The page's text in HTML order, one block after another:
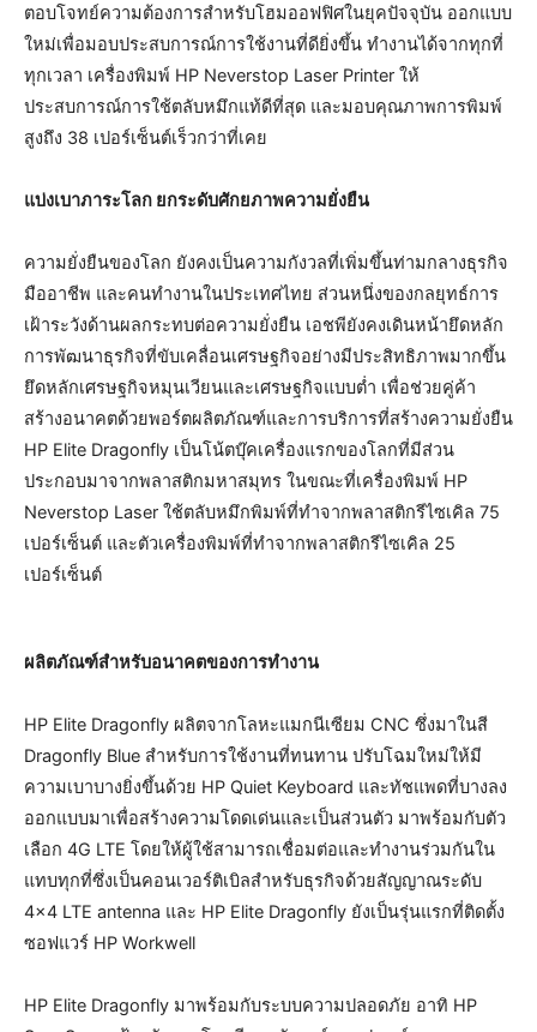
ตอบโจทย์ความต้องการสำหรับโฮมออฟฟิศในยุคปัจจุบัน ออกแบบ
ใหม่เพื่อมอบประสบการณ์การใช้งานที่ดียิ่งขึ้น ทำงานได้จากทุกที่
ทุกเวลา เครื่องพิมพ์ HP Neverstop Laser Printer ให้
ประสบการณ์การใช้ตลับหมึกแท้ดีที่สุด และมอบคุณภาพการพิมพ์
สูงถึง 38 เปอร์เซ็นต์เร็วกว่าที่เคย
แบ่งเบาภาระโลก ยกระดับศักยภาพความยั่งยืน
ความยั่งยืนของโลก ยังคงเป็นความกังวลที่เพิ่มขึ้นท่ามกลางธุรกิจ
มืออาชีพ และคนทำงานในประเทศไทย ส่วนหนึ่งของกลยุทธ์การ
เฝ้าระวังด้านผลกระทบต่อความยั่งยืน เอชพียังคงเดินหน้ายึดหลัก
การพัฒนาธุรกิจที่ขับเคลื่อนเศรษฐกิจอย่างมีประสิทธิภาพมากขึ้น
ยึดหลักเศรษฐกิจหมุนเวียนและเศรษฐกิจแบบต่ำ เพื่อช่วยคู่ค้า
สร้างอนาคตด้วยพอร์ตผลิตภัณฑ์และการบริการที่สร้างความยั่งยืน
HP Elite Dragonfly เป็นโน้ตบุ๊คเครื่องแรกของโลกที่มีส่วน
ประกอบมาจากพลาสติกมหาสมุทร ในขณะที่เครื่องพิมพ์ HP
Neverstop Laser ใช้ตลับหมึกพิมพ์ที่ทำจากพลาสติกรีไซเคิล 75
เปอร์เซ็นต์ และตัวเครื่องพิมพ์ที่ทำจากพลาสติกรีไซเคิล 25
เปอร์เซ็นต์
ผลิตภัณฑ์สำหรับอนาคตของการทำงาน
HP Elite Dragonfly ผลิตจากโลหะแมกนีเซียม CNC ซึ่งมาในสี
Dragonfly Blue สำหรับการใช้งานที่ทนทาน ปรับโฉมใหม่ให้มี
ความเบาบางยิ่งขึ้นด้วย HP Quiet Keyboard และทัชแพดที่บางลง
ออกแบบมาเพื่อสร้างความโดดเด่นและเป็นส่วนตัว มาพร้อมกับตัว
เลือก 4G LTE โดยให้ผู้ใช้สามารถเชื่อมต่อและทำงานร่วมกันใน
แทบทุกที่ซึ่งเป็นคอนเวอร์ติเบิลสำหรับธุรกิจด้วยสัญญาณระดับ
4×4 LTE antenna และ HP Elite Dragonfly ยังเป็นรุ่นแรกที่ติดตั้ง
ซอฟแวร์ HP Workwell
HP Elite Dragonfly มาพร้อมกับระบบความปลอดภัย อาทิ HP